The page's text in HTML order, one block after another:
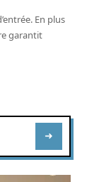
En plus
garantit